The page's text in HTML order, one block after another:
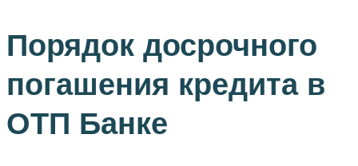
Порядок досрочного
погашения кредита в
ОТП Банке